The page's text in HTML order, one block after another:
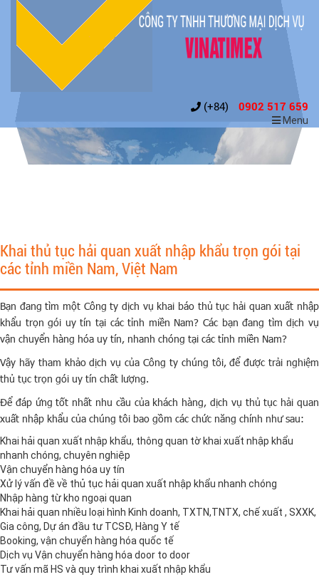
(+84) 0902 517 659
Menu
Khai thủ tục hải quan xuất nhập khẩu trọn gói tại
các tỉnh miền Nam, Việt Nam
Bạn đang tìm một Công ty dịch vụ khai báo thủ tục hải quan xuất nhập
khẩu trọn gói uy tín tại các tỉnh miền Nam? Các bạn đang tìm dịch vụ
vận chuyển hàng hóa uy tín, nhanh chóng tại các tỉnh miền Nam?
Vậy hãy tham khảo dịch vụ của Công ty chúng tôi, để được trải nghiệm
thủ tục trọn gói uy tín chất lượng.
Để đáp ứng tốt nhất nhu cầu của khách hàng, dịch vụ thủ tục hải quan
xuất nhập khẩu của chúng tôi bao gồm các chức năng chính như sau:
Khai hải quan xuất nhập khẩu, thông quan tờ khai xuất nhập khẩu
nhanh chóng, chuyên nghiệp
Vận chuyển hàng hóa uy tín
Xử lý vấn đề về thủ tục hải quan xuất nhập khẩu nhanh chóng
Nhập hàng từ kho ngoại quan
Khai hải quan nhiều loại hình Kinh doanh, TXTN,TNTX, chế xuất , SXXK,
Gia công, Dự án đầu tư TCSĐ, Hàng Y tế
Booking, vận chuyển hàng hóa quốc tế
Dịch vụ Vận chuyển hàng hóa door to door
Tư vấn mã HS và quy trình khai xuất nhập khẩu